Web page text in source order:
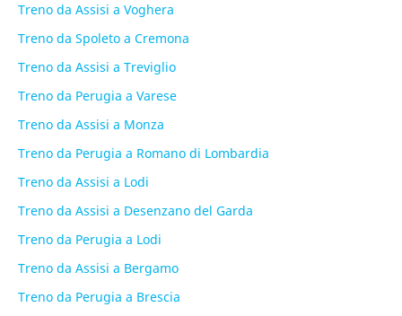
Treno da Assisi a Voghera
Treno da Spoleto a Cremona
Treno da Assisi a Treviglio
Treno da Perugia a Varese
Treno da Assisi a Monza
Treno da Perugia a Romano di Lombardia
Treno da Assisi a Lodi
Treno da Assisi a Desenzano del Garda
Treno da Perugia a Lodi
Treno da Assisi a Bergamo
Treno da Perugia a Brescia